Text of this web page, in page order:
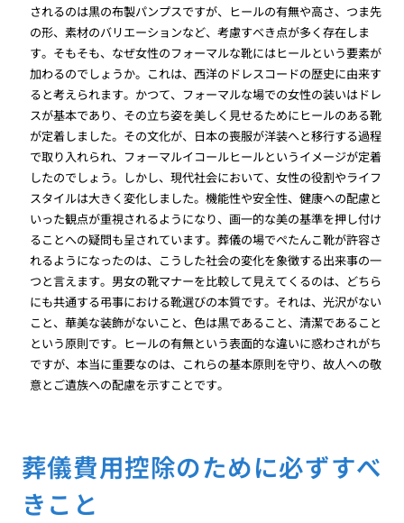
されるのは黒の布製パンプスですが、ヒールの有無や高さ、つま先
の形、素材のバリエーションなど、考慮すべき点が多く存在しま
す。そもそも、なぜ女性のフォーマルな靴にはヒールという要素が
加わるのでしょうか。これは、西洋のドレスコードの歴史に由来す
ると考えられます。かつて、フォーマルな場での女性の装いはドレ
スが基本であり、その立ち姿を美しく見せるためにヒールのある靴
が定着しました。その文化が、日本の喪服が洋装へと移行する過程
で取り入れられ、フォーマルイコールヒールというイメージが定着
したのでしょう。しかし、現代社会において、女性の役割やライフ
スタイルは大きく変化しました。機能性や安全性、健康への配慮と
いった観点が重視されるようになり、画一的な美の基準を押し付け
ることへの疑問も呈されています。葬儀の場でぺたんこ靴が許容さ
れるようになったのは、こうした社会の変化を象徴する出来事の一
つと言えます。男女の靴マナーを比較して見えてくるのは、どちら
にも共通する弔事における靴選びの本質です。それは、光沢がない
こと、華美な装飾がないこと、色は黒であること、清潔であること
という原則です。ヒールの有無という表面的な違いに惑わされがち
ですが、本当に重要なのは、これらの基本原則を守り、故人への敬
意とご遺族への配慮を示すことです。
葬儀費用控除のために必ずすべ
きこと